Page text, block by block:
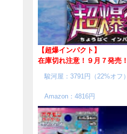
【超爆インパクト】
在庫切れ注意！９月７発売！
駿河屋：3791円（22%オフ）
Amazon：4816円